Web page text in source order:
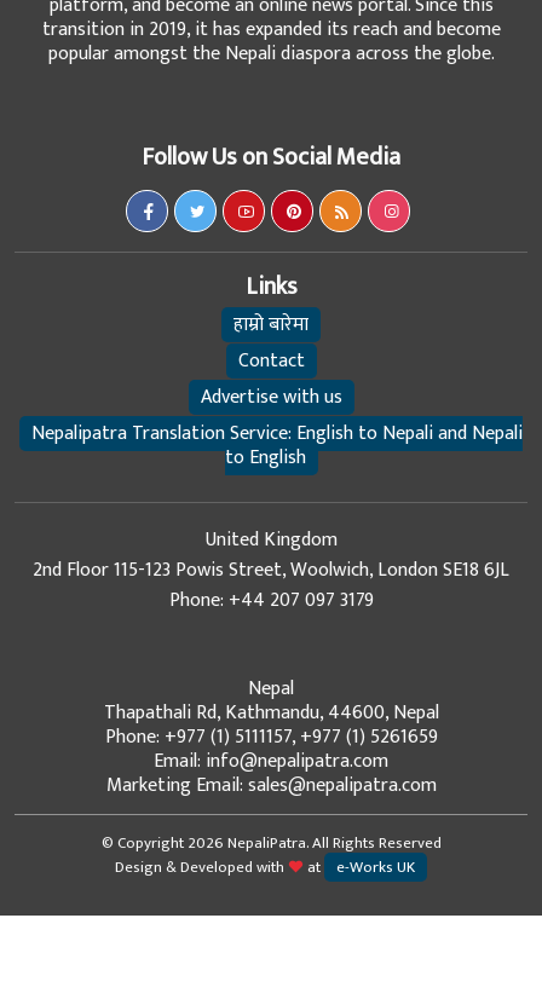
transition in 2019, it has expanded its reach and become
popular amongst the Nepali diaspora across the globe.
Follow Us on Social Media
Links
हाम्रो बारेमा
Contact
Advertise with us
Nepalipatra Translation Service: English to Nepali and Nepali
to English
United Kingdom
2nd Floor 115-123 Powis Street, Woolwich, London SE18 6JL
Phone: +44 207 097 3179
Nepal
Thapathali Rd, Kathmandu, 44600, Nepal
Phone: +977 (1) 5111157, +977 (1) 5261659
Email: info@nepalipatra.com
Marketing Email: sales@nepalipatra.com
© Copyright 2026 NepaliPatra. All Rights Reserved
Design & Developed with
at e-Works UK